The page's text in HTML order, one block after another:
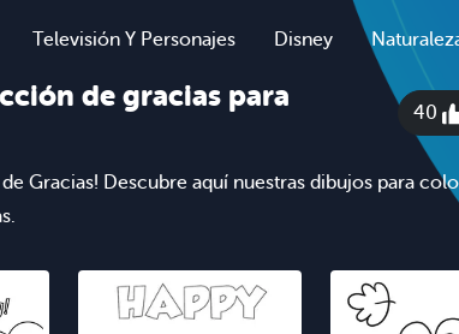
Televisión Y Personajes Disney
de gracias para
40
Gracias! Descubre aquí nuestras dibujos para